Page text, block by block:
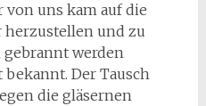
uns kam auf die
herzustellen und zu
gebrannt werden
Der Tausch
die gläsernen